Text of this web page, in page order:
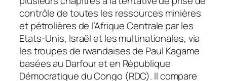
contrôle de toutes les ressources minières
et pétrolières de l’Afrique Centrale par les
Etats-Unis, Israël et les multinationales, via
les troupes de rwandaises de Paul Kagame
basées au Darfour et en République
Démocratique du Congo (RDC). Il compare